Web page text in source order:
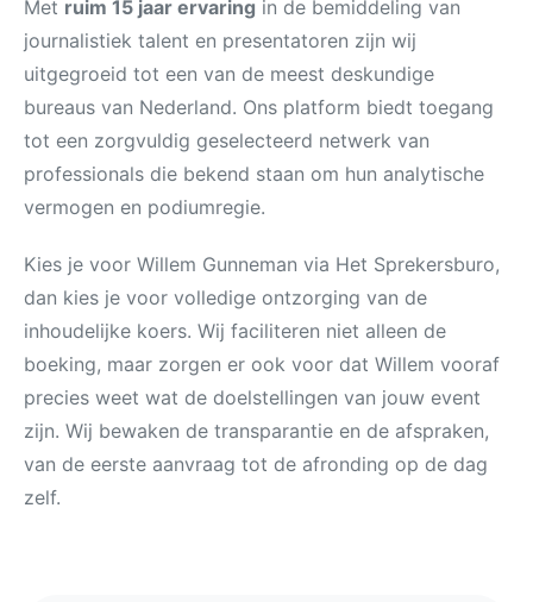
Met ruim 15 jaar ervaring in de bemiddeling van
journalistiek talent en presentatoren zijn wij
uitgegroeid tot een van de meest deskundige
bureaus van Nederland. Ons platform biedt toegang
tot een zorgvuldig geselecteerd netwerk van
professionals die bekend staan om hun analytische
vermogen en podiumregie.
Kies je voor Willem Gunneman via Het Sprekersburo,
dan kies je voor volledige ontzorging van de
inhoudelijke koers. Wij faciliteren niet alleen de
boeking, maar zorgen er ook voor dat Willem vooraf
precies weet wat de doelstellingen van jouw event
zijn. Wij bewaken de transparantie en de afspraken,
van de eerste aanvraag tot de afronding op de dag
zelf.